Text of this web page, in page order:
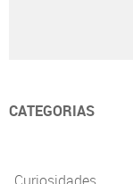
CATEGORIAS
Curiosidades